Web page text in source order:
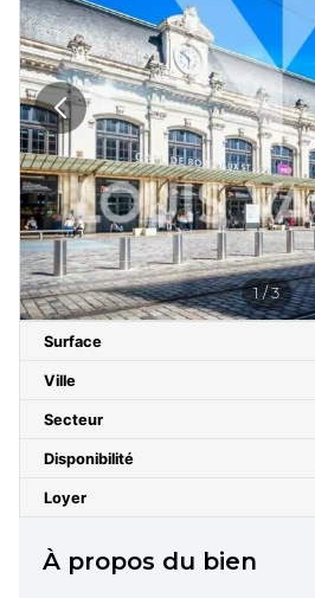
1 / 3
Surface
Ville
Secteur
Disponibilité
Loyer
À propos du bien